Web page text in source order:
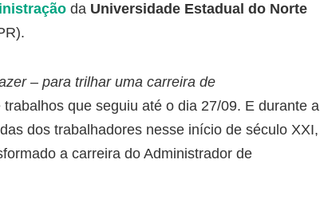
da Universidade Estadual do Norte
– para trilhar uma carreira de
que seguiu até o dia 27/09. E durante a
dos trabalhadores nesse início de século XXI,
a carreira do Administrador de